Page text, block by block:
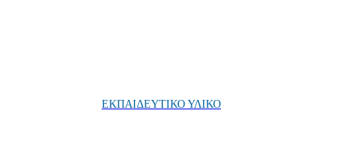
ΕΚΠΑΙΔΕΥΤΙΚΟ ΥΛΙΚΟ